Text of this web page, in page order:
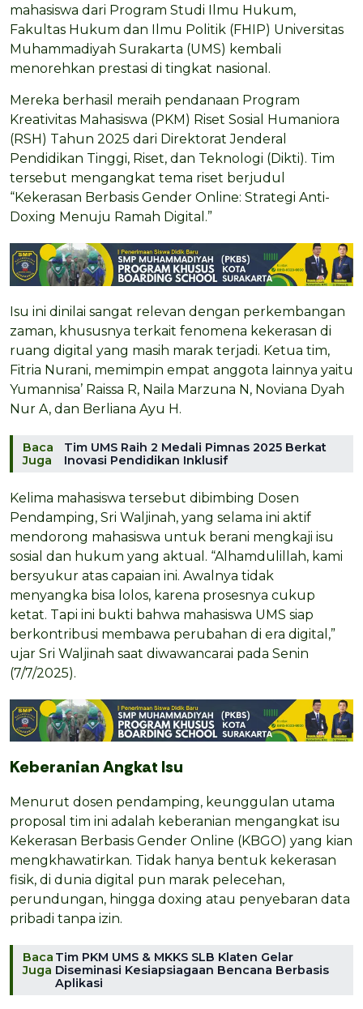
mahasiswa dari Program Studi Ilmu Hukum,
Fakultas Hukum dan Ilmu Politik (FHIP) Universitas
Muhammadiyah Surakarta (UMS) kembali
menorehkan prestasi di tingkat nasional.
Mereka berhasil meraih pendanaan Program
Kreativitas Mahasiswa (PKM) Riset Sosial Humaniora
(RSH) Tahun 2025 dari Direktorat Jenderal
Pendidikan Tinggi, Riset, dan Teknologi (Dikti). Tim
tersebut mengangkat tema riset berjudul
“Kekerasan Berbasis Gender Online: Strategi Anti-
Doxing Menuju Ramah Digital.”
Isu ini dinilai sangat relevan dengan perkembangan
zaman, khususnya terkait fenomena kekerasan di
ruang digital yang masih marak terjadi. Ketua tim,
Fitria Nurani, memimpin empat anggota lainnya yaitu
Yumannisa’ Raissa R, Naila Marzuna N, Noviana Dyah
Nur A, dan Berliana Ayu H.
Baca
Juga
Tim UMS Raih 2 Medali Pimnas 2025 Berkat
Inovasi Pendidikan Inklusif
Kelima mahasiswa tersebut dibimbing Dosen
Pendamping, Sri Waljinah, yang selama ini aktif
mendorong mahasiswa untuk berani mengkaji isu
sosial dan hukum yang aktual. “Alhamdulillah, kami
bersyukur atas capaian ini. Awalnya tidak
menyangka bisa lolos, karena prosesnya cukup
ketat. Tapi ini bukti bahwa mahasiswa UMS siap
berkontribusi membawa perubahan di era digital,”
ujar Sri Waljinah saat diwawancarai pada Senin
(7/7/2025).
Keberanian Angkat Isu
Menurut dosen pendamping, keunggulan utama
proposal tim ini adalah keberanian mengangkat isu
Kekerasan Berbasis Gender Online (KBGO) yang kian
mengkhawatirkan. Tidak hanya bentuk kekerasan
fisik, di dunia digital pun marak pelecehan,
perundungan, hingga doxing atau penyebaran data
pribadi tanpa izin.
Baca
Juga
Tim PKM UMS & MKKS SLB Klaten Gelar
Diseminasi Kesiapsiagaan Bencana Berbasis
Aplikasi